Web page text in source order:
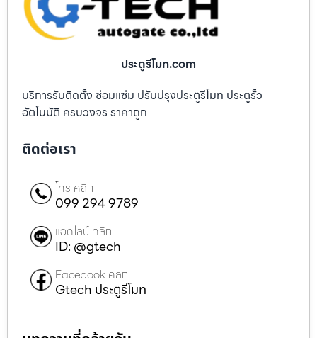
ประตูรีโมท.com
บริการรับติดตั้ง ซ่อมแซ่ม ปรับปรุงประตูรีโมท ประตูรั้ว
อัตโนมัติ ครบวงจร ราคาถูก
ติดต่อเรา
โทร คลิก
099 294 9789
แอดไลน์ คลิก
ID: @gtech
Facebook คลิก
Gtech ประตูรีโมท